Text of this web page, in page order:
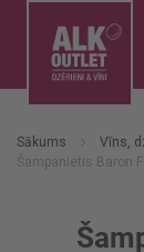
Sākums Vīns,
Šampanietis Baron